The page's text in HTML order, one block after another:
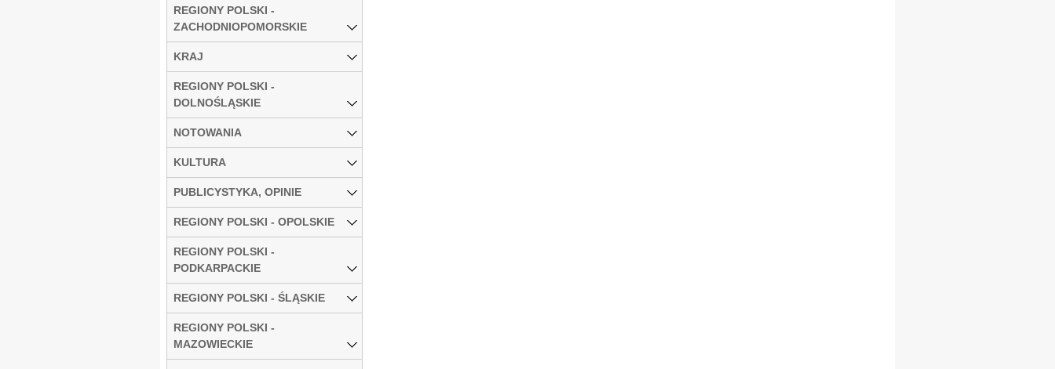
REGIONY POLSKI -
ZACHODNIOPOMORSKIE
KRAJ
REGIONY POLSKI -
DOLNOŚLĄSKIE
NOTOWANIA
KULTURA
PUBLICYSTYKA, OPINIE
REGIONY POLSKI - OPOLSKIE
REGIONY POLSKI -
PODKARPACKIE
REGIONY POLSKI - ŚLĄSKIE
REGIONY POLSKI -
MAZOWIECKIE